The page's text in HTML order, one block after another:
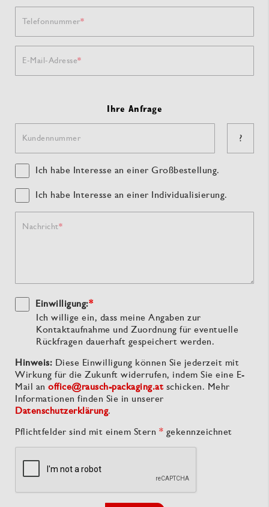
Telefonnummer
E-Mail-Adresse
Ihre Anfrage
Kundennummer ?
Ich habe Interesse an einer Großbestellung.
Ich habe Interesse an einer Individualisierung.
Nachricht
Einwilligung:*
Ich willige ein, dass meine Angaben zur
Kontaktaufnahme und Zuordnung für eventuelle
Rückfragen dauerhaft gespeichert werden.
Hinweis: Diese Einwilligung können Sie jederzeit mit
Wirkung für die Zukunft widerrufen, indem Sie eine E-
Mail an office@rausch-packaging.at schicken. Mehr
Informationen finden Sie in unserer
Datenschutzerklärung.
Pflichtfelder sind mit einem Stern * gekennzeichnet